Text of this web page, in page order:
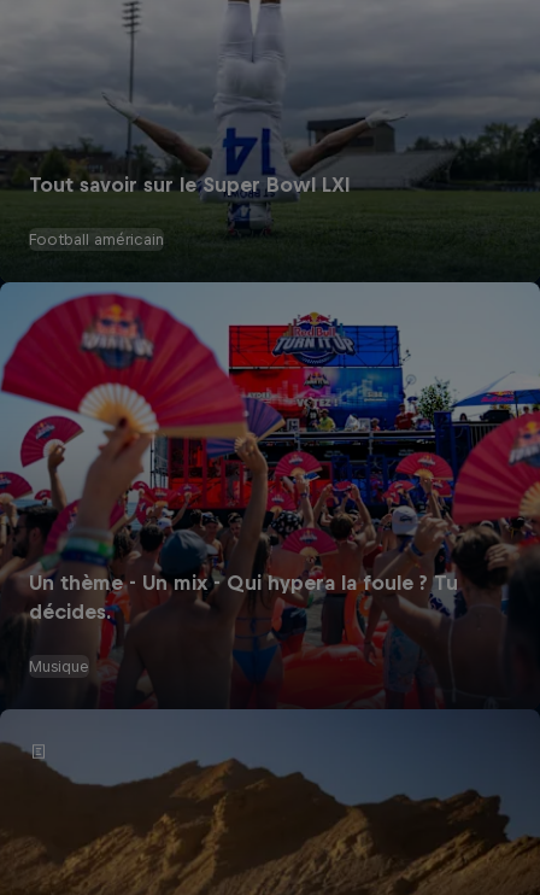
Tout savoir sur le Super Bowl LXI
Football américain
Un thème - Un mix - Qui hypera la foule ? Tu
décides.
Musique